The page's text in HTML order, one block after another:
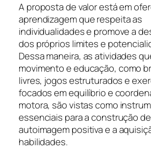
A proposta de valor está em
aprendizagem que respeita as
individualidades e promove a
dos próprios limites e
Dessa maneira, as atividades
movimento e educação, como
livres, jogos estruturados e
focados em equilíbrio e
motora, são vistas como
essenciais para a construção
autoimagem positiva e a
habilidades.